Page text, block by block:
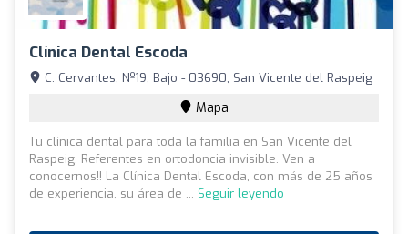
Clínica Dental Escoda
C. Cervantes, Nº19, Bajo - 03690, San Vicente del Raspeig
Mapa
Tu clínica dental para toda la familia en San Vicente del
Raspeig. Referentes en ortodoncia invisible. Ven a
conocernos!! La Clínica Dental Escoda, con más de 25 años
de experiencia, su área de ... Seguir leyendo